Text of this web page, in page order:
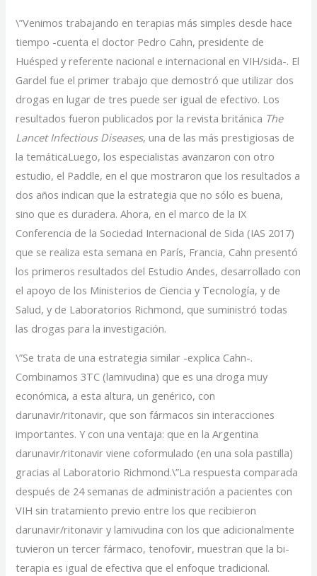
\”Venimos trabajando en terapias más simples desde hace
tiempo -cuenta el doctor Pedro Cahn, presidente de
Huésped y referente nacional e internacional en VIH/sida-. El
Gardel fue el primer trabajo que demostró que utilizar dos
drogas en lugar de tres puede ser igual de efectivo. Los
resultados fueron publicados por la revista británica The
Lancet Infectious Diseases, una de las más prestigiosas de
la temáticaLuego, los especialistas avanzaron con otro
estudio, el Paddle, en el que mostraron que los resultados a
dos años indican que la estrategia que no sólo es buena,
sino que es duradera. Ahora, en el marco de la IX
Conferencia de la Sociedad Internacional de Sida (IAS 2017)
que se realiza esta semana en París, Francia, Cahn presentó
los primeros resultados del Estudio Andes, desarrollado con
el apoyo de los Ministerios de Ciencia y Tecnología, y de
Salud, y de Laboratorios Richmond, que suministró todas
las drogas para la investigación.
\”Se trata de una estrategia similar -explica Cahn-.
Combinamos 3TC (lamivudina) que es una droga muy
económica, a esta altura, un genérico, con
darunavir/ritonavir, que son fármacos sin interacciones
importantes. Y con una ventaja: que en la Argentina
darunavir/ritonavir viene coformulado (en una sola pastilla)
gracias al Laboratorio Richmond.\”La respuesta comparada
después de 24 semanas de administración a pacientes con
VIH sin tratamiento previo entre los que recibieron
darunavir/ritonavir y lamivudina con los que adicionalmente
tuvieron un tercer fármaco, tenofovir, muestran que la bi-
terapia es igual de efectiva que el enfoque tradicional.